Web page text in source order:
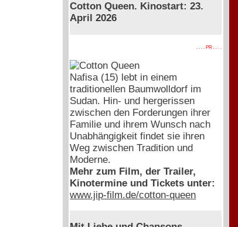
Cotton Queen. Kinostart: 23.
April 2026
. . . . PR . . . .
Nafisa (15) lebt in einem
traditionellen Baumwolldorf im
Sudan. Hin- und hergerissen
zwischen den Forderungen ihrer
Familie und ihrem Wunsch nach
Unabhängigkeit findet sie ihren
Weg zwischen Tradition und
Moderne.
Mehr zum Film, der Trailer,
Kinotermine und Tickets unter:
www.jip-film.de/cotton-queen